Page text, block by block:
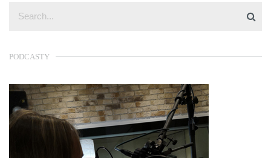
PODCASTY